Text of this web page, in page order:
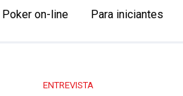
Poker on-line Para iniciantes
ENTREVISTA